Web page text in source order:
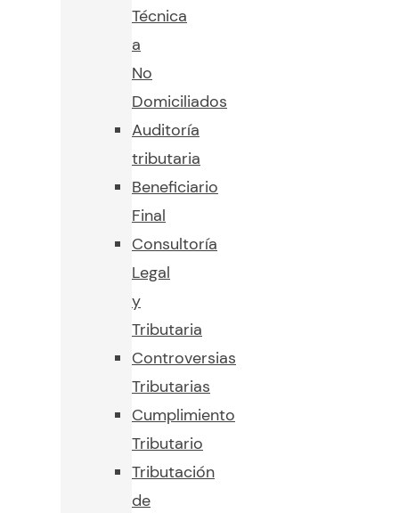
Técnica
a
No
Domiciliados
Auditoría
tributaria
Beneficiario
Final
Consultoría
Legal
y
Tributaria
Controversias
Tributarias
Cumplimiento
Tributario
Tributación
de